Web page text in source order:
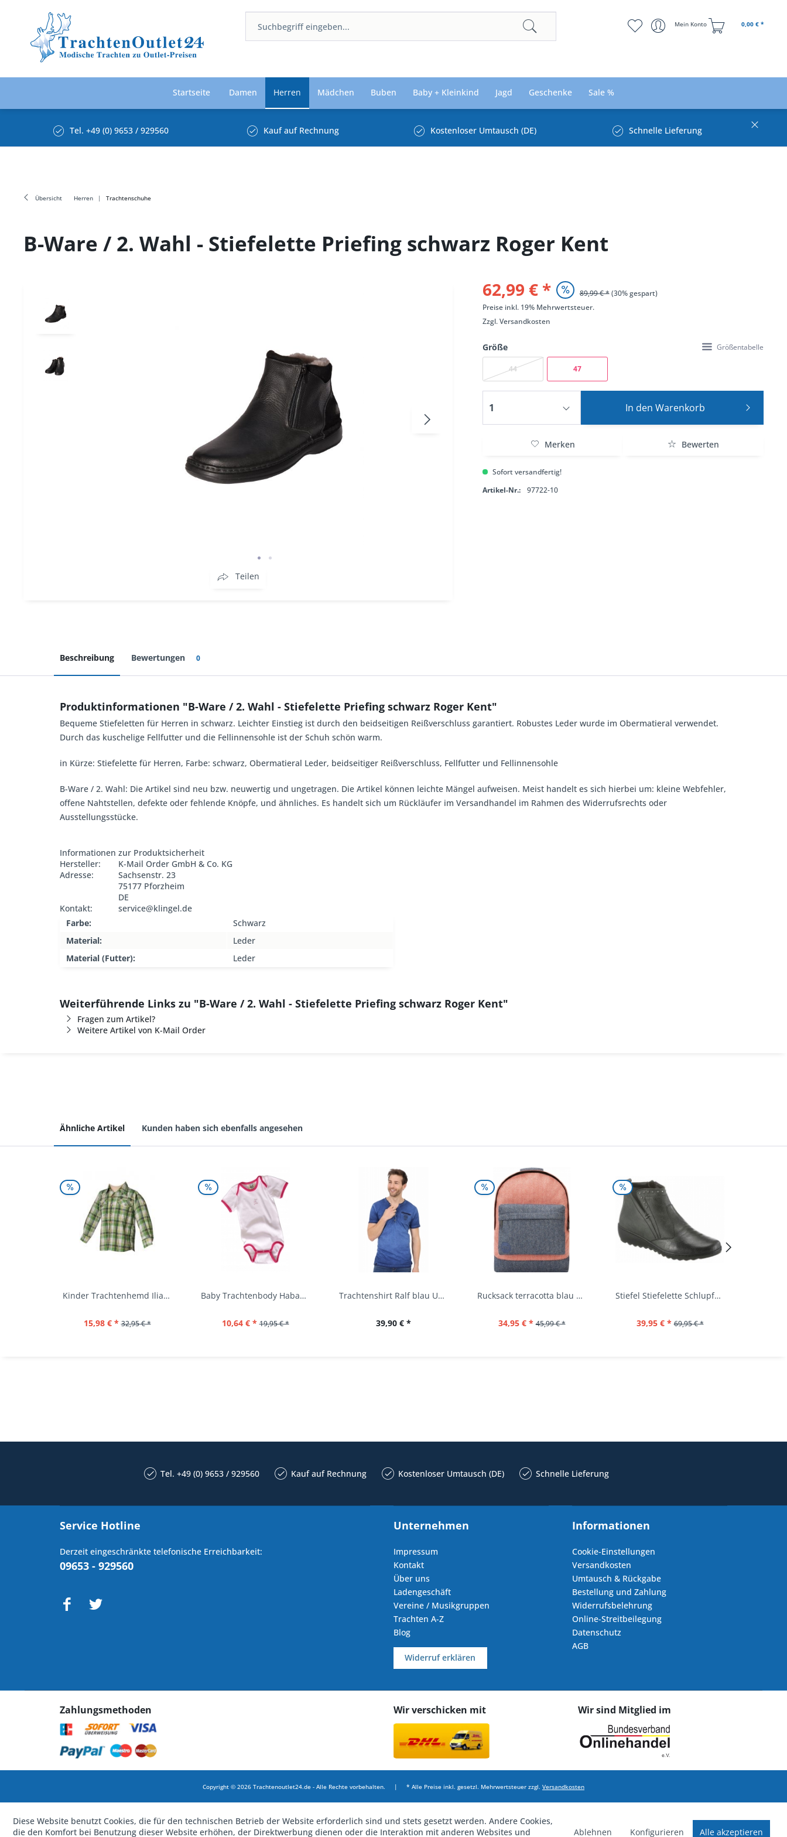
Mein Konto 0,00 € *
Startseite Damen Herren Mädchen Buben Baby + Kleinkind Jagd Geschenke Sale %
Tel. +49 (0) 9653 / 929560 Kauf auf Rechnung Kostenloser Umtausch (DE) Schnelle Lieferung
Übersicht Herren Trachtenschuhe
B-Ware / 2. Wahl - Stiefelette Priefing schwarz Roger Kent
Teilen
62,99 € * 89,99 € *(30% gespart)
Preise inkl. 19% Mehrwertsteuer.
Zzgl.Versandkosten
Größe Größentabelle
44 47
In den Warenkorb
Merken Bewerten
Sofort versandfertig!
Artikel-Nr.:
97722-10
Beschreibung Bewertungen 0
Produktinformationen "B-Ware / 2. Wahl - Stiefelette Priefing schwarz Roger Kent"
Bequeme Stiefeletten für Herren in schwarz. Leichter Einstieg ist durch den beidseitigen Reißverschluss garantiert. Robustes Leder wurde im Obermatieral verwendet.
Durch das kuschelige Fellfutter und die Fellinnensohle ist der Schuh schön warm.
in Kürze: Stiefelette für Herren, Farbe: schwarz, Obermatieral Leder, beidseitiger Reißverschluss, Fellfutter und Fellinnensohle
B-Ware / 2. Wahl: Die Artikel sind neu bzw. neuwertig und ungetragen. Die Artikel können leichte Mängel aufweisen. Meist handelt es sich hierbei um: kleine Webfehler,
offene Nahtstellen, defekte oder fehlende Knöpfe, und ähnliches. Es handelt sich um Rückläufer im Versandhandel im Rahmen des Widerrufsrechts oder
Ausstellungsstücke.
Informationen zur Produktsicherheit
Hersteller:
K-Mail Order GmbH & Co. KG
Adresse:
Sachsenstr. 23
75177 Pforzheim
DE
Kontakt:
service@klingel.de
Farbe:
Schwarz
Material:
Leder
Material (Futter):
Leder
Weiterführende Links zu "B-Ware / 2. Wahl - Stiefelette Priefing schwarz Roger Kent"
Fragen zum Artikel?
Weitere Artikel von K-Mail Order
Ähnliche Artikel Kunden haben sich ebenfalls angesehen
Kinder Trachtenhemd Ilias giftgrün langarm...
15,98 € * 32,95 € *
Baby Trachtenbody Habach weiß/pink Isar Trachten
10,64 € * 19,95 € *
Trachtenshirt Ralf blau Used Look Krüger
39,90 € *
Rucksack terracotta blau navy Mi-Pac...
34,95 € * 45,99 € *
Stiefel Stiefelette Schlupfschuhe...
39,95 € * 69,95 € *
Tel. +49 (0) 9653 / 929560 Kauf auf Rechnung Kostenloser Umtausch (DE) Schnelle Lieferung
Service Hotline
Derzeit eingeschränkte telefonische Erreichbarkeit:
09653 - 929560
Unternehmen
Impressum
Kontakt
Über uns
Ladengeschäft
Vereine / Musikgruppen
Trachten A-Z
Blog
Widerruf erklären
Informationen
Cookie-Einstellungen
Versandkosten
Umtausch & Rückgabe
Bestellung und Zahlung
Widerrufsbelehrung
Online-Streitbeilegung
Datenschutz
AGB
Zahlungsmethoden Wir verschicken mit Wir sind Mitglied im
Copyright © 2026 Trachtenoutlet24.de - Alle Rechte vorbehalten. | * Alle Preise inkl. gesetzl. Mehrwertsteuer zzgl. Versandkosten
Diese Website benutzt Cookies, die für den technischen Betrieb der Website erforderlich sind und stets gesetzt werden. Andere Cookies,
die den Komfort bei Benutzung dieser Website erhöhen, der Direktwerbung dienen oder die Interaktion mit anderen Websites und
Ablehnen Konfigurieren Alle akzeptieren